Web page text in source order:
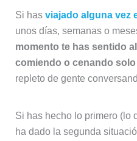
Si has viajado alguna vez
unos días, semanas o
momento te has sentido
comiendo o cenando
repleto de gente
Si has hecho lo primero (lo
ha dado la segunda